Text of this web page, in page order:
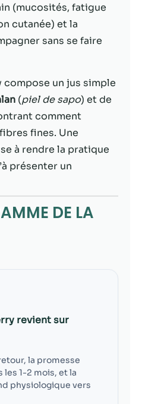
(mucosités, fatigue
cutanée) et la
sans se faire
un jus simple
(piel de sapo) et de
comment
fines. Une
à rendre la pratique
présenter un
DE LA
revient sur
la promesse
les 1-2 mois, et la
physiologique vers
possible lors
de votre visite.
Si vous refusez
ces cookies,
disparaîtront
du site Web.
Marketing
En partageant
votre intérêt et
votre
lorsque vous
visitez notre